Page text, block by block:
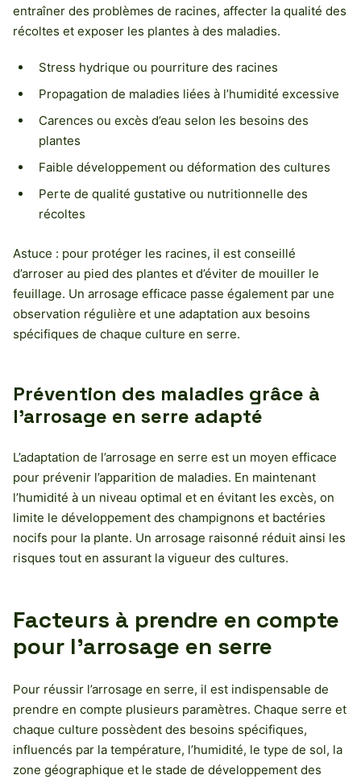
entraîner des problèmes de racines, affecter la qualité des
récoltes et exposer les plantes à des maladies.
Stress hydrique ou pourriture des racines
Propagation de maladies liées à l’humidité excessive
Carences ou excès d’eau selon les besoins des
plantes
Faible développement ou déformation des cultures
Perte de qualité gustative ou nutritionnelle des
récoltes
Astuce : pour protéger les racines, il est conseillé
d’arroser au pied des plantes et d’éviter de mouiller le
feuillage. Un arrosage efficace passe également par une
observation régulière et une adaptation aux besoins
spécifiques de chaque culture en serre.
Prévention des maladies grâce à
l’arrosage en serre adapté
L’adaptation de l’arrosage en serre est un moyen efficace
pour prévenir l’apparition de maladies. En maintenant
l’humidité à un niveau optimal et en évitant les excès, on
limite le développement des champignons et bactéries
nocifs pour la plante. Un arrosage raisonné réduit ainsi les
risques tout en assurant la vigueur des cultures.
Facteurs à prendre en compte
pour l’arrosage en serre
Pour réussir l’arrosage en serre, il est indispensable de
prendre en compte plusieurs paramètres. Chaque serre et
chaque culture possèdent des besoins spécifiques,
influencés par la température, l’humidité, le type de sol, la
zone géographique et le stade de développement des